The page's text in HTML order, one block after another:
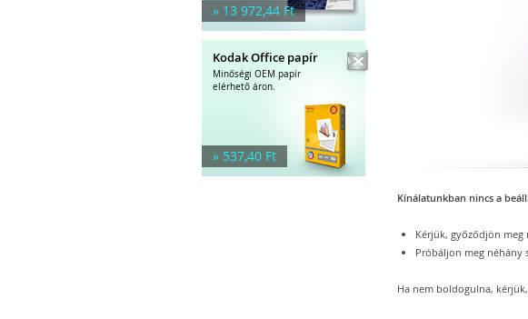
» 13 972,44 Ft
Kodak Office papír
Minőségi OEM papír
elérhető áron.
» 537,40 Ft
Kínálatunkban nincs a
Kérjük, győződjön
Próbáljon meg néhány
Ha nem boldogulna,